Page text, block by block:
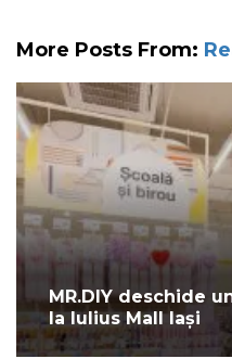
More Posts From:
MR.DIY deschide
la Iulius Mall Iași